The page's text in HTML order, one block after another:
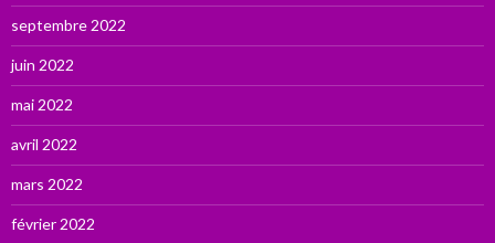
septembre 2022
juin 2022
mai 2022
avril 2022
mars 2022
février 2022